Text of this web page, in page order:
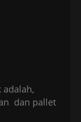
adalah,
dan pallet